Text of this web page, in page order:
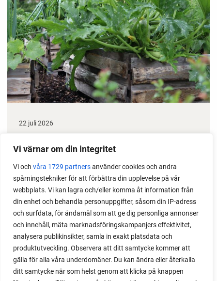
Vi värnar om din integritet
Vi och våra 1729 partnersanvänder cookies och andra
spårningstekniker för att förbättra din upplevelse på vår
webbplats. Vi kan lagra och/eller komma åt information från
din enhet och behandla personuppgifter, såsom din IP-adress
och surfdata, för ändamål som att ge dig personliga annonser
och innehåll, mäta marknadsföringskampanjers effektivitet,
analysera publikinsikter, samla in exakt platsdata och
produktutveckling. Observera att ditt samtycke kommer att
gälla för alla våra underdomäner. Du kan ändra eller återkalla
ditt samtycke när som helst genom att klicka på knappen
22 juli 2026
växter i en pallkrage tillsammans med andra växter.
Perfekt om du vill odla mycket i på liten yta.